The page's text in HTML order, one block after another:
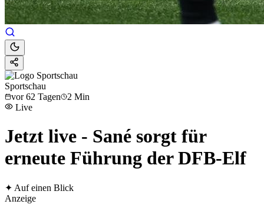
Sportschau
vor 62 Tagen
2 Min
Live
Jetzt live - Sané sorgt für
erneute Führung der DFB-Elf
✦ Auf einen Blick
Anzeige